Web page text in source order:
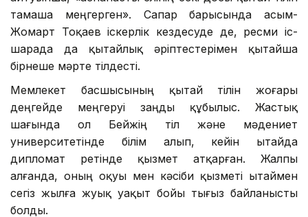
тамаша меңгерген». Сапар барысында Қасым-
Жомарт Тоқаев іскерлік кездесуде де, ресми іс-
шарада да қытайлық әріптестерімен қытайша
бірнеше мәрте тілдесті.
Мемлекет басшысының қытай тілін жоғары
деңгейде меңгеруі заңды құбылыс. Жастық
шағында ол Бейжің тіл және мәдениет
университетінде білім алып, кейін Қытайда
дипломат ретінде қызмет атқарған. Жалпы
алғанда, оның оқуы мен кәсіби қызметі Қытаймен
сегіз жылға жуық уақыт бойы тығыз байланысты
болды.